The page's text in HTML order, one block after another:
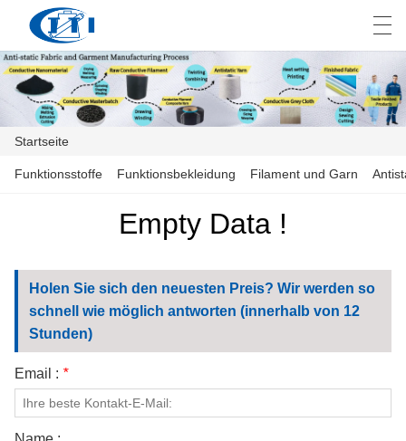
STARTSEITE
ÜBER UNS
NACHRICHTEN
INDUSTRIE
KONTAKTIERE UNS
العربية česky Deutsch English
Startseite
Funktionsstoffe Funktionsbekleidung Filament und Garn
Empty Data !
Holen Sie sich den neuesten Preis? Wir werden so
schnell wie möglich antworten (innerhalb von 12
Stunden)
Email : *